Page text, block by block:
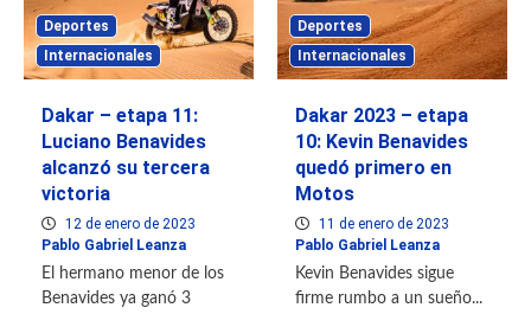
Deportes
Internacionales
Dakar – etapa 11:
Luciano Benavides
alcanzó su tercera
victoria
12 de enero de 2023
Pablo Gabriel Leanza
El hermano menor de los
Benavides ya ganó 3
Deportes
Internacionales
Dakar 2023 – etapa
10: Kevin Benavides
quedó primero en
Motos
11 de enero de 2023
Pablo Gabriel Leanza
Kevin Benavides sigue
firme rumbo a un sueño...